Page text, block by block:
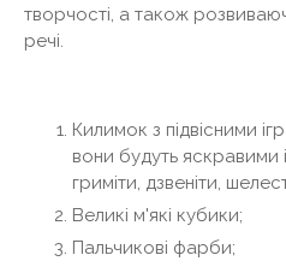
творчості, а також
речі.
Килимок з підвісними
вони будуть яскравими
гриміти, дзвеніти,
Великі м'які кубики;
Пальчикові фарби;